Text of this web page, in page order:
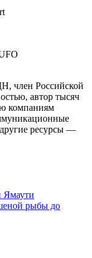
член Российской
автор тысяч
компаниям
другие ресурсы —
Ямаути
рыбы до